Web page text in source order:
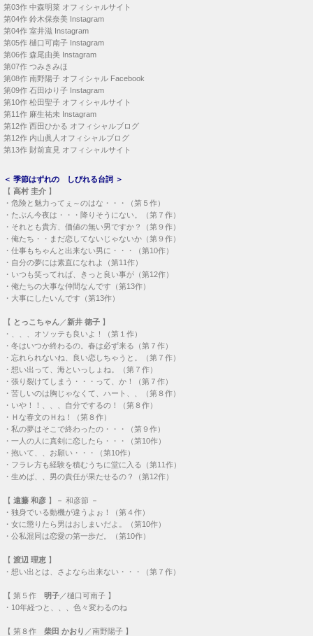
第03作 中森明菜 オフィシャルサイト
第04作 鈴木保奈美 Instagram
第04作 室井滋 Instagram
第05作 樋口可南子 Instagram
第06作 森尾由美 Instagram
第07作 つみきみほ
第08作 南野陽子 オフィシャル Facebook
第09作 石田ゆり子 Instagram
第10作 松田聖子 オフィシャルサイト
第11作 麻生祐未 Instagram
第12作 西田ひかる オフィシャルブログ
第12作 内山眞人オフィシャルブログ
第13作 財前直見 オフィシャルサイト
＜ 季節はずれの しびれる台詞 ＞
【 高村 圭介 】
・ 危険と魅力ってぇ～のはな・・・（第５作）
・ たぶん今夜は・・・降りそうにない。（第７作）
・ それとも貴方、価値の無い男ですか？（第９作）
・ 俺たち・・まだ恋してないじゃないか（第９作）
・ 仕事もちゃんと出来ない男に・・・（第10作）
・ 自分の夢には素直になれよ（第11作）
・ いつも笑ってれば、きっと良い事が（第12作）
・ 俺たちの大事な仲間なんです（第13作）
・ 大事にしたいんです（第13作）
【 とっこちゃん ／新井 徳子 】
・
、、、オソッテも良いよ！（第１作）
・ 冬はいつか終わるの。春は必ず来る（第７作）
・ 忘れられないね、良い恋しちゃうと。（第７作）
・ 想い出って、海といっしょね。（第７作）
・ 張り裂けてしまう・・・って、か！（第７作）
・ 苦しいのは胸じゃなくて、ハート、、（第８作）
・ いや！！、、、自分でするの！（第８作）
・ Ｈな春文のＨね！（第８作）
・ 私の夢はそこで終わったの・・・（第９作）
・ 一人の人に真剣に恋したら・・・（第10作）
・ 抱いて、、お願い・・・（第10作）
・ フラレ方も経験を積むうちに堂に入る（第11作）
・ 生めば、、男の責任が果たせるの？（第12作）
【 遠藤 和彦 】－ 和彦節 －
・ 独身でいる動機が違うよぉ！（第４作）
・ 女に懲りたら男はおしまいだよ。（第10作）
・ 公私混同は恋愛の第一歩だ。（第10作）
【 渡辺 理恵 】
・ 想い出とは、さよなら出来ない・・・（第７作）
【 第５作 明子 ／樋口可南子 】
・ 10年経つと、、、色々変わるのね
【 第８作 柴田 かおり ／南野陽子 】